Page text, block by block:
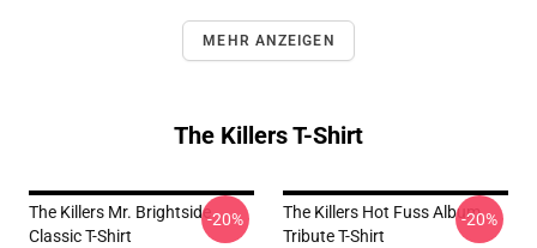
MEHR ANZEIGEN
The Killers T-Shirt
The Killers Mr. Brightside
Classic T-Shirt
-20%
The Killers Hot Fuss Album
Tribute T-Shirt
-20%